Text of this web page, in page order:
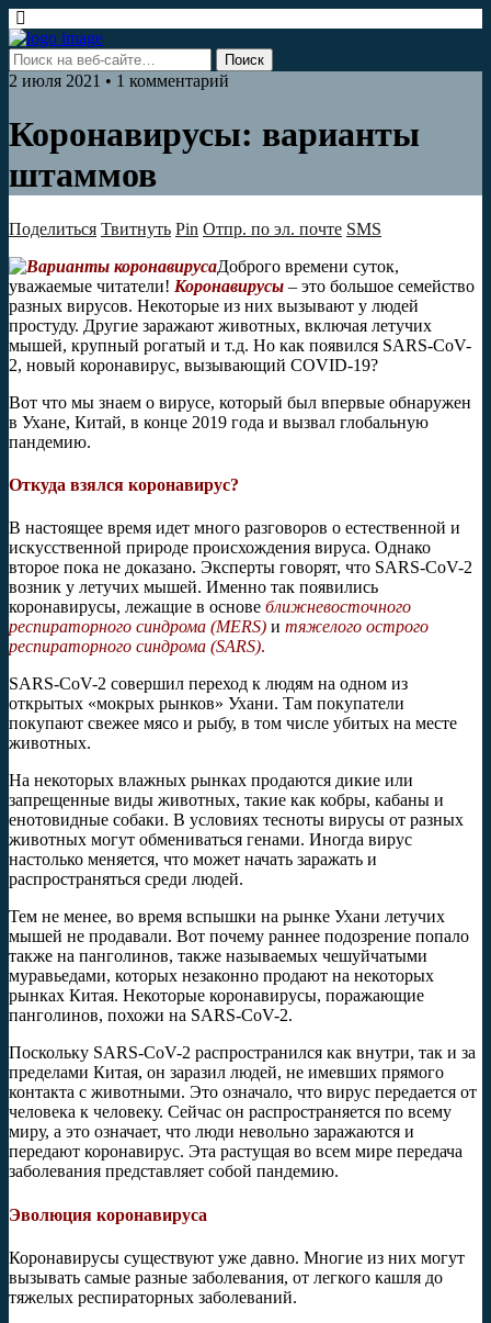
2 июля 2021 • 1 комментарий
Коронавирусы: варианты
штаммов
Поделиться Твитнуть Pin Отпр. по эл. почте SMS
Доброго времени суток,
уважаемые читатели! Коронавирусы – это большое семейство
разных вирусов. Некоторые из них вызывают у людей
простуду. Другие заражают животных, включая летучих
мышей, крупный рогатый и т.д. Но как появился SARS-CoV-
2, новый коронавирус, вызывающий COVID-19?
Вот что мы знаем о вирусе, который был впервые обнаружен
в Ухане, Китай, в конце 2019 года и вызвал глобальную
пандемию.
Откуда взялся коронавирус?
В настоящее время идет много разговоров о естественной и
искусственной природе происхождения вируса. Однако
второе пока не доказано. Эксперты говорят, что SARS-CoV-2
возник у летучих мышей. Именно так появились
коронавирусы, лежащие в основе ближневосточного
респираторного синдрома (MERS) и тяжелого острого
респираторного синдрома (SARS).
SARS-CoV-2 совершил переход к людям на одном из
открытых «мокрых рынков» Ухани. Там покупатели
покупают свежее мясо и рыбу, в том числе убитых на месте
животных.
На некоторых влажных рынках продаются дикие или
запрещенные виды животных, такие как кобры, кабаны и
енотовидные собаки. В условиях тесноты вирусы от разных
животных могут обмениваться генами. Иногда вирус
настолько меняется, что может начать заражать и
распространяться среди людей.
Тем не менее, во время вспышки на рынке Ухани летучих
мышей не продавали. Вот почему раннее подозрение попало
также на панголинов, также называемых чешуйчатыми
муравьедами, которых незаконно продают на некоторых
рынках Китая. Некоторые коронавирусы, поражающие
панголинов, похожи на SARS-CoV-2.
Поскольку SARS-CoV-2 распространился как внутри, так и за
пределами Китая, он заразил людей, не имевших прямого
контакта с животными. Это означало, что вирус передается от
человека к человеку. Сейчас он распространяется по всему
миру, а это означает, что люди невольно заражаются и
передают коронавирус. Эта растущая во всем мире передача
заболевания представляет собой пандемию.
Эволюция коронавируса
Коронавирусы существуют уже давно. Многие из них могут
вызывать самые разные заболевания, от легкого кашля до
тяжелых респираторных заболеваний.